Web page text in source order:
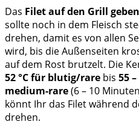
Das Filet auf den Grill geben
sollte noch in dem Fleisch
drehen, damit es von allen
wird, bis die Außenseiten
auf dem Rost brutzelt. Die
52 °C für blutig/rare bis 55
medium-rare(6 – 10
könnt Ihr das Filet während
drehen.